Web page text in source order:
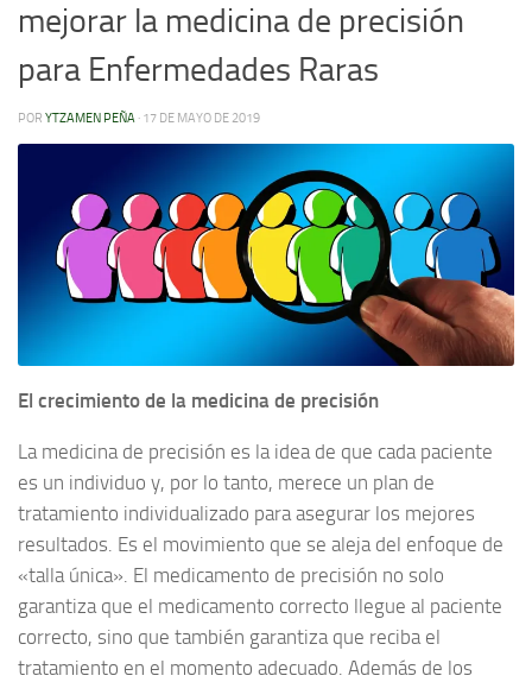
mejorar la medicina de precisión
para Enfermedades Raras
POR YTZAMEN PEÑA · 17 DE MAYO DE 2019
El crecimiento de la medicina de precisión
La medicina de precisión es la idea de que cada paciente
es un individuo y, por lo tanto, merece un plan de
tratamiento individualizado para asegurar los mejores
resultados. Es el movimiento que se aleja del enfoque de
«talla única». El medicamento de precisión no solo
garantiza que el medicamento correcto llegue al paciente
correcto, sino que también garantiza que reciba el
tratamiento en el momento adecuado. Además de los